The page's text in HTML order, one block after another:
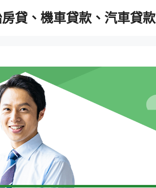
貸、機車貸款、汽車貸款